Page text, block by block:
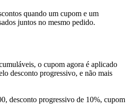
quando um cupom e um
usados juntos no mesmo pedido.
o cupom agora é aplicado
desconto progressivo, e não mais
desconto progressivo de 10%, cupom